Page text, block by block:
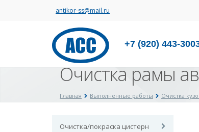
antikor-ss@mail.ru
+7 (920) 443-
Очистка рамы
Главная Выполненные работы Очистка
Очистка/покраска цистерн